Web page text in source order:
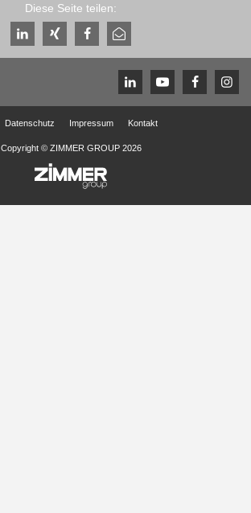
Diese Seite teilen:
Datenschutz Impressum Kontakt
Copyright © ZIMMER GROUP 2026